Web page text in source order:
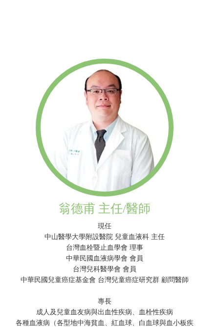
翁德甫 主任/醫師
現任
中山醫學大學附設醫院 兒童血液科 主任
台灣血栓暨止血學會 理事
中華民國血液病學會 會員
台灣兒科醫學會 會員
中華民國兒童癌症基金會 台灣兒童癌症研究群 顧問醫師
專長
成人及兒童血友病與出血性疾病、血栓性疾病
各種血液病（各型地中海貧血、紅血球、白血球與血小板疾